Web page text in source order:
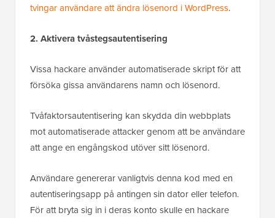
tvingar användare att ändra lösenord i WordPress.
2. Aktivera tvåstegsautentisering
Vissa hackare använder automatiserade skript för att
försöka gissa användarens namn och lösenord.
Tvåfaktorsautentisering kan skydda din webbplats
mot automatiserade attacker genom att be användare
att ange en engångskod utöver sitt lösenord.
Användare genererar vanligtvis denna kod med en
autentiseringsapp på antingen sin dator eller telefon.
För att bryta sig in i deras konto skulle en hackare